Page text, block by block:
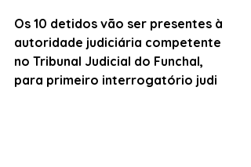
Os 10 detidos vão ser presentes à
autoridade judiciária competente
no Tribunal Judicial do Funchal,
para primeiro interrogatório judi